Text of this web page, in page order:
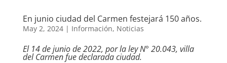
En junio ciudad del Carmen festejará 150 años.
May 2, 2024| Información, Noticias
El 14 de junio de 2022, por la ley N° 20.043, villa
del Carmen fue declarada ciudad.